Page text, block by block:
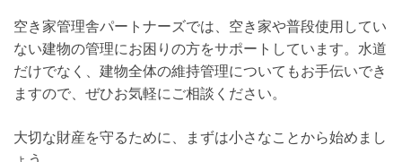
空き家管理舎パートナーズでは、空き家や普段使用してい
ない建物の管理にお困りの方をサポートしています。水道
だけでなく、建物全体の維持管理についてもお手伝いでき
ますので、ぜひお気軽にご相談ください。
大切な財産を守るために、まずは小さなことから始めまし